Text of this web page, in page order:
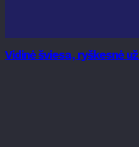
Vidinė šviesa, ryškesnė